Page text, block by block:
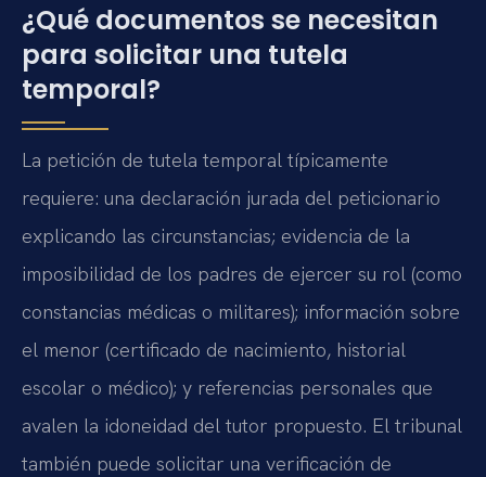
¿Qué documentos se necesitan
para solicitar una tutela
temporal?
La petición de tutela temporal típicamente
requiere: una declaración jurada del peticionario
explicando las circunstancias; evidencia de la
imposibilidad de los padres de ejercer su rol (como
constancias médicas o militares); información sobre
el menor (certificado de nacimiento, historial
escolar o médico); y referencias personales que
avalen la idoneidad del tutor propuesto. El tribunal
también puede solicitar una verificación de